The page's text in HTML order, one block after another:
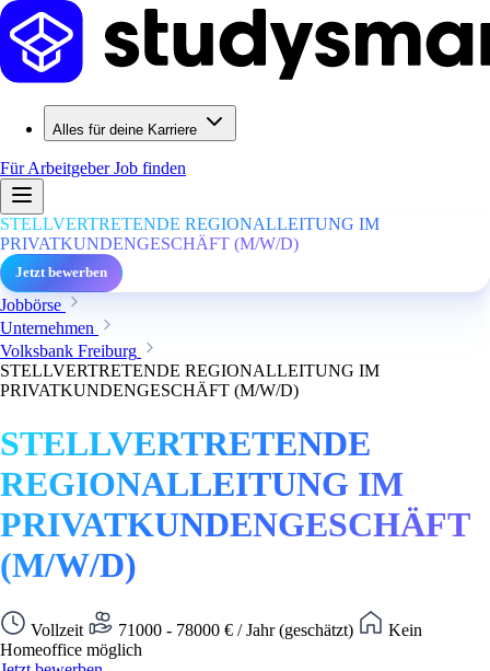
Alles für deine Karriere
Für ArbeitgeberJob finden
STELLVERTRETENDE REGIONALLEITUNG IM
PRIVATKUNDENGESCHÄFT (M/W/D)
Jetzt bewerben
Jobbörse
Unternehmen
Volksbank Freiburg
STELLVERTRETENDE REGIONALLEITUNG IM
PRIVATKUNDENGESCHÄFT (M/W/D)
STELLVERTRETENDE
REGIONALLEITUNG IM
PRIVATKUNDENGESCHÄFT
(M/W/D)
Vollzeit 71000 - 78000 € / Jahr (geschätzt)
Kein
Homeoffice möglich